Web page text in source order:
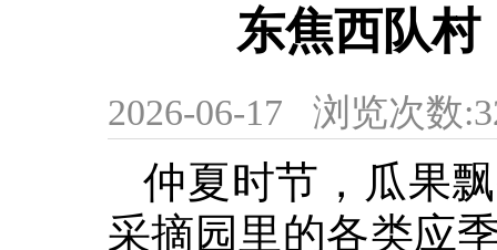
东焦西队
2026-06-17 浏览次数:
仲夏时节，瓜果
采摘园里的各类应